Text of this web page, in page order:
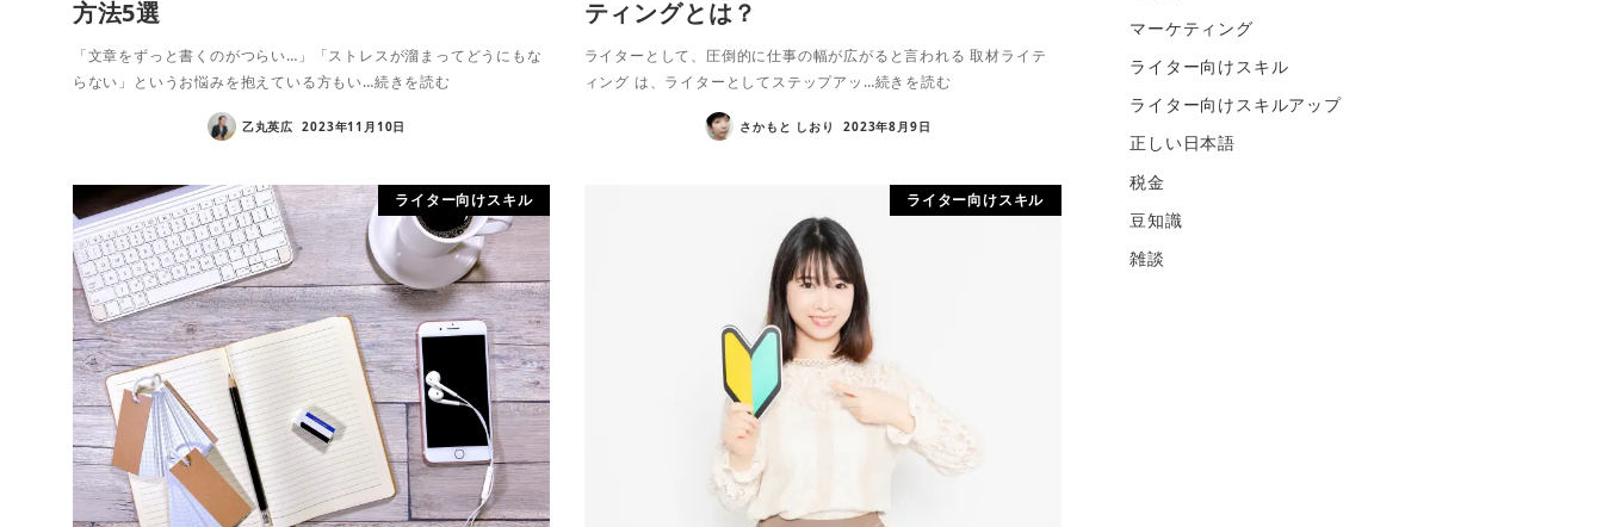
方法5選
「文章をずっと書くのがつらい…」「ストレスが溜まってどうにもな
らない」というお悩みを抱えている方もい…続きを読む
乙丸英広 2023年11月10日
ティングとは？
ライターとして、圧倒的に仕事の幅が広がると言われる 取材ライテ
ィング は、ライターとしてステップアッ…続きを読む
さかもと しおり 2023年8月9日
ライター向けスキル ライター向けスキル
マーケティング
ライター向けスキル
ライター向けスキルアップ
正しい日本語
税金
豆知識
雑談